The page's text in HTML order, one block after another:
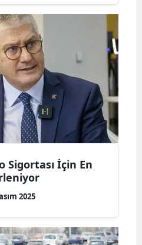
Tunceli
Uşak
Van
Yozgat
Zonguldak
Kırıkkale
Sigortası İçin En
2025